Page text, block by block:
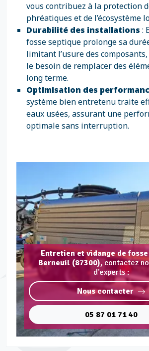
vous contribuez à la protection
phréatiques et de l’écosystème
Durabilité des installations :
fosse septique prolonge sa
limitant l’usure des
le besoin de remplacer des
long terme.
Optimisation des
système bien entretenu traite
eaux usées, assurant une
optimale sans interruption.
Entretien et vidange de
Berneuil (87300), contactez
d'experts :
Nous contacter
05 87 01 71 40